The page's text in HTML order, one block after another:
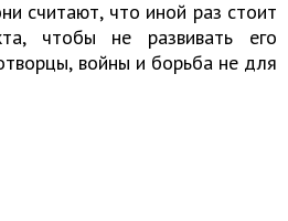
считают, что иной раз стоит
чтобы не развивать его
войны и борьба не для